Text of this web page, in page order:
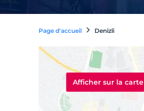
Page d'accueil Denizli
Afficher sur la carte